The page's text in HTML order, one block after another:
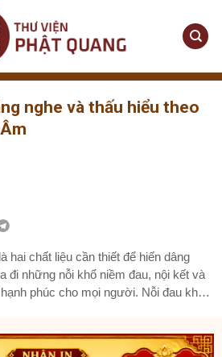
nghe và thấu hiểu theo
hai chất liệu cần thiết để hiến dâng
đi những nỗi khổ niềm đau, nội kết và
phúc cho mọi người. Nỗi đau khổ